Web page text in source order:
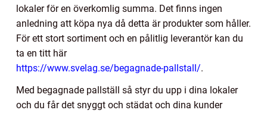
lokaler för en överkomlig summa. Det finns ingen
anledning att köpa nya då detta är produkter som håller.
För ett stort sortiment och en pålitlig leverantör kan du
ta en titt här
https://www.svelag.se/begagnade-pallstall/.
Med begagnade pallställ så styr du upp i dina lokaler
och du får det snyggt och städat och dina kunder